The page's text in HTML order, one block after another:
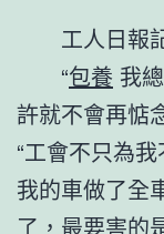
工人日報
“包養 我
許就不會再惦
“工會不只為
我的車做了全
了，最要害